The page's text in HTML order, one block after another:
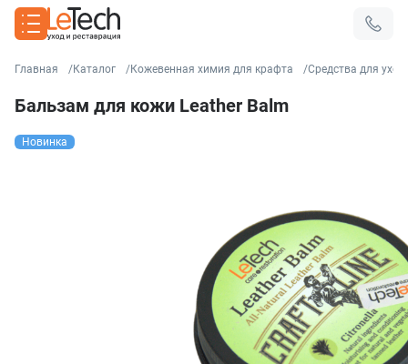
Главная Каталог Кожевенная химия для крафта Средства для
Бальзам для кожи Leather Balm
Новинка